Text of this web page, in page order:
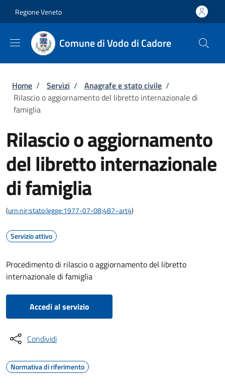
Regione Veneto
Comune di Vodo di Cadore
Briciole di pane
Home / Servizi / Anagrafe e stato civile /
Rilascio o aggiornamento del libretto internazionale di
famiglia
Rilascio o aggiornamento
del libretto internazionale
di famiglia
(urn:nir:stato:legge:1977-07-08;487~art4)
Servizio attivo
Procedimento di rilascio o aggiornamento del libretto
internazionale di famiglia
Accedi al servizio
Condividi
Normativa di riferimento